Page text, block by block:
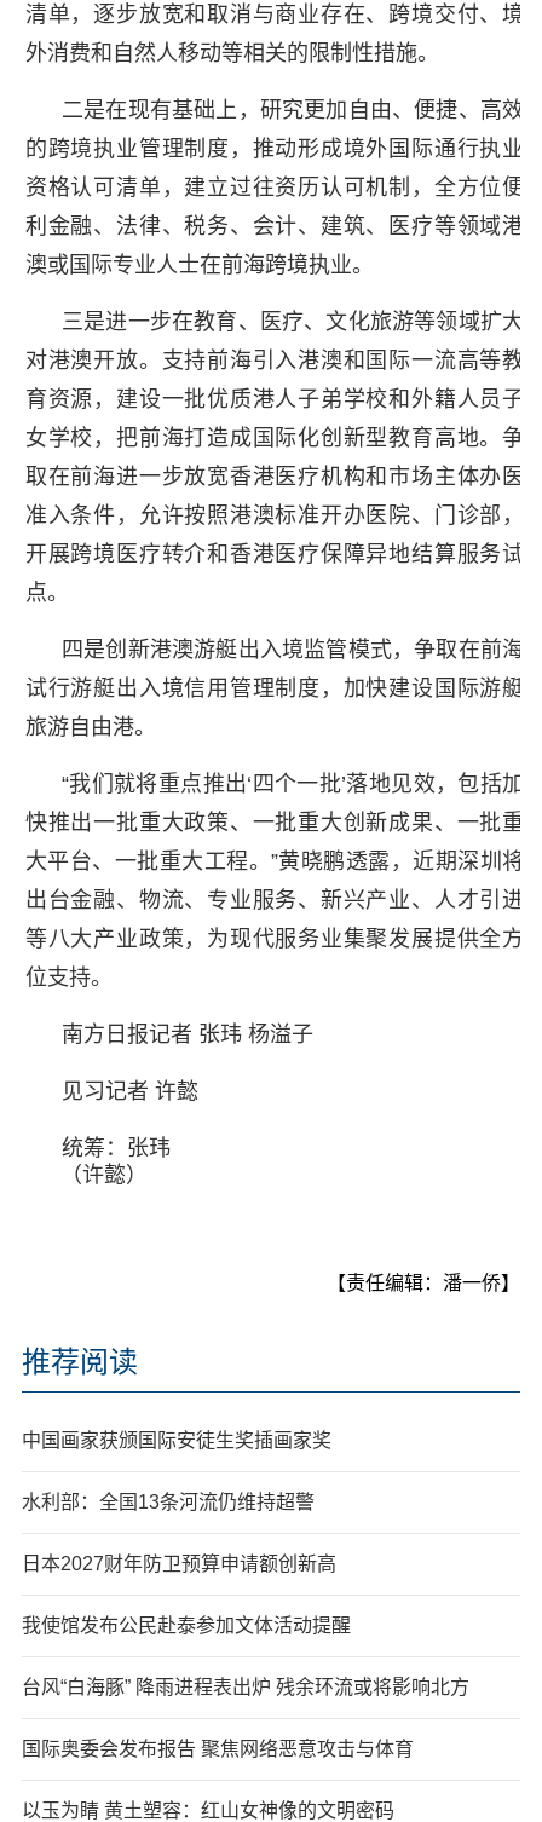
清单，逐步放宽和取消与商业存在、跨境交付、境
外消费和自然人移动等相关的限制性措施。
二是在现有基础上，研究更加自由、便捷、高效
的跨境执业管理制度，推动形成境外国际通行执业
资格认可清单，建立过往资历认可机制，全方位便
利金融、法律、税务、会计、建筑、医疗等领域港
澳或国际专业人士在前海跨境执业。
三是进一步在教育、医疗、文化旅游等领域扩大
对港澳开放。支持前海引入港澳和国际一流高等教
育资源，建设一批优质港人子弟学校和外籍人员子
女学校，把前海打造成国际化创新型教育高地。争
取在前海进一步放宽香港医疗机构和市场主体办医
准入条件，允许按照港澳标准开办医院、门诊部，
开展跨境医疗转介和香港医疗保障异地结算服务试
点。
四是创新港澳游艇出入境监管模式，争取在前海
试行游艇出入境信用管理制度，加快建设国际游艇
旅游自由港。
“我们就将重点推出‘四个一批’落地见效，包括加
快推出一批重大政策、一批重大创新成果、一批重
大平台、一批重大工程。”黄晓鹏透露，近期深圳将
出台金融、物流、专业服务、新兴产业、人才引进
等八大产业政策，为现代服务业集聚发展提供全方
位支持。
南方日报记者 张玮 杨溢子
见习记者 许懿
统筹：张玮
（许懿）
【责任编辑：潘一侨】
推荐阅读
中国画家获颁国际安徒生奖插画家奖
水利部：全国13条河流仍维持超警
日本2027财年防卫预算申请额创新高
我使馆发布公民赴泰参加文体活动提醒
台风“白海豚” 降雨进程表出炉 残余环流或将影响北方
国际奥委会发布报告 聚焦网络恶意攻击与体育
以玉为睛 黄土塑容：红山女神像的文明密码